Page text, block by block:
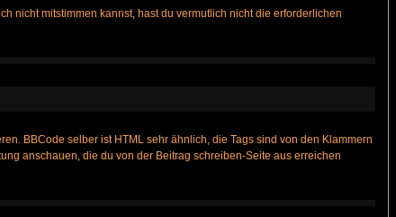
nicht mitstimmen kannst, hast du vermutlich nicht die erforderlichen
BBCode selber ist HTML sehr ähnlich, die Tags sind von den Klammern
anschauen, die du von der Beitrag schreiben-Seite aus erreichen